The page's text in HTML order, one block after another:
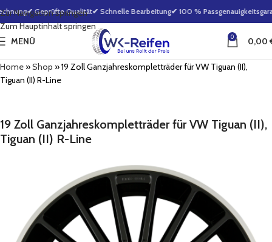
Zur Navigation springen
Zum Hauptinhalt springen
✔ Geprüfte Qualität✔ Schnelle Bearbeitung✔ 100 %
MENÜ 0 0,00
Home»Shop »19 Zoll Ganzjahreskompletträder für VW Tiguan (II),
Tiguan (II) R-Line
19 Zoll Ganzjahreskompletträder für VW Tiguan (II),
Tiguan (II) R-Line